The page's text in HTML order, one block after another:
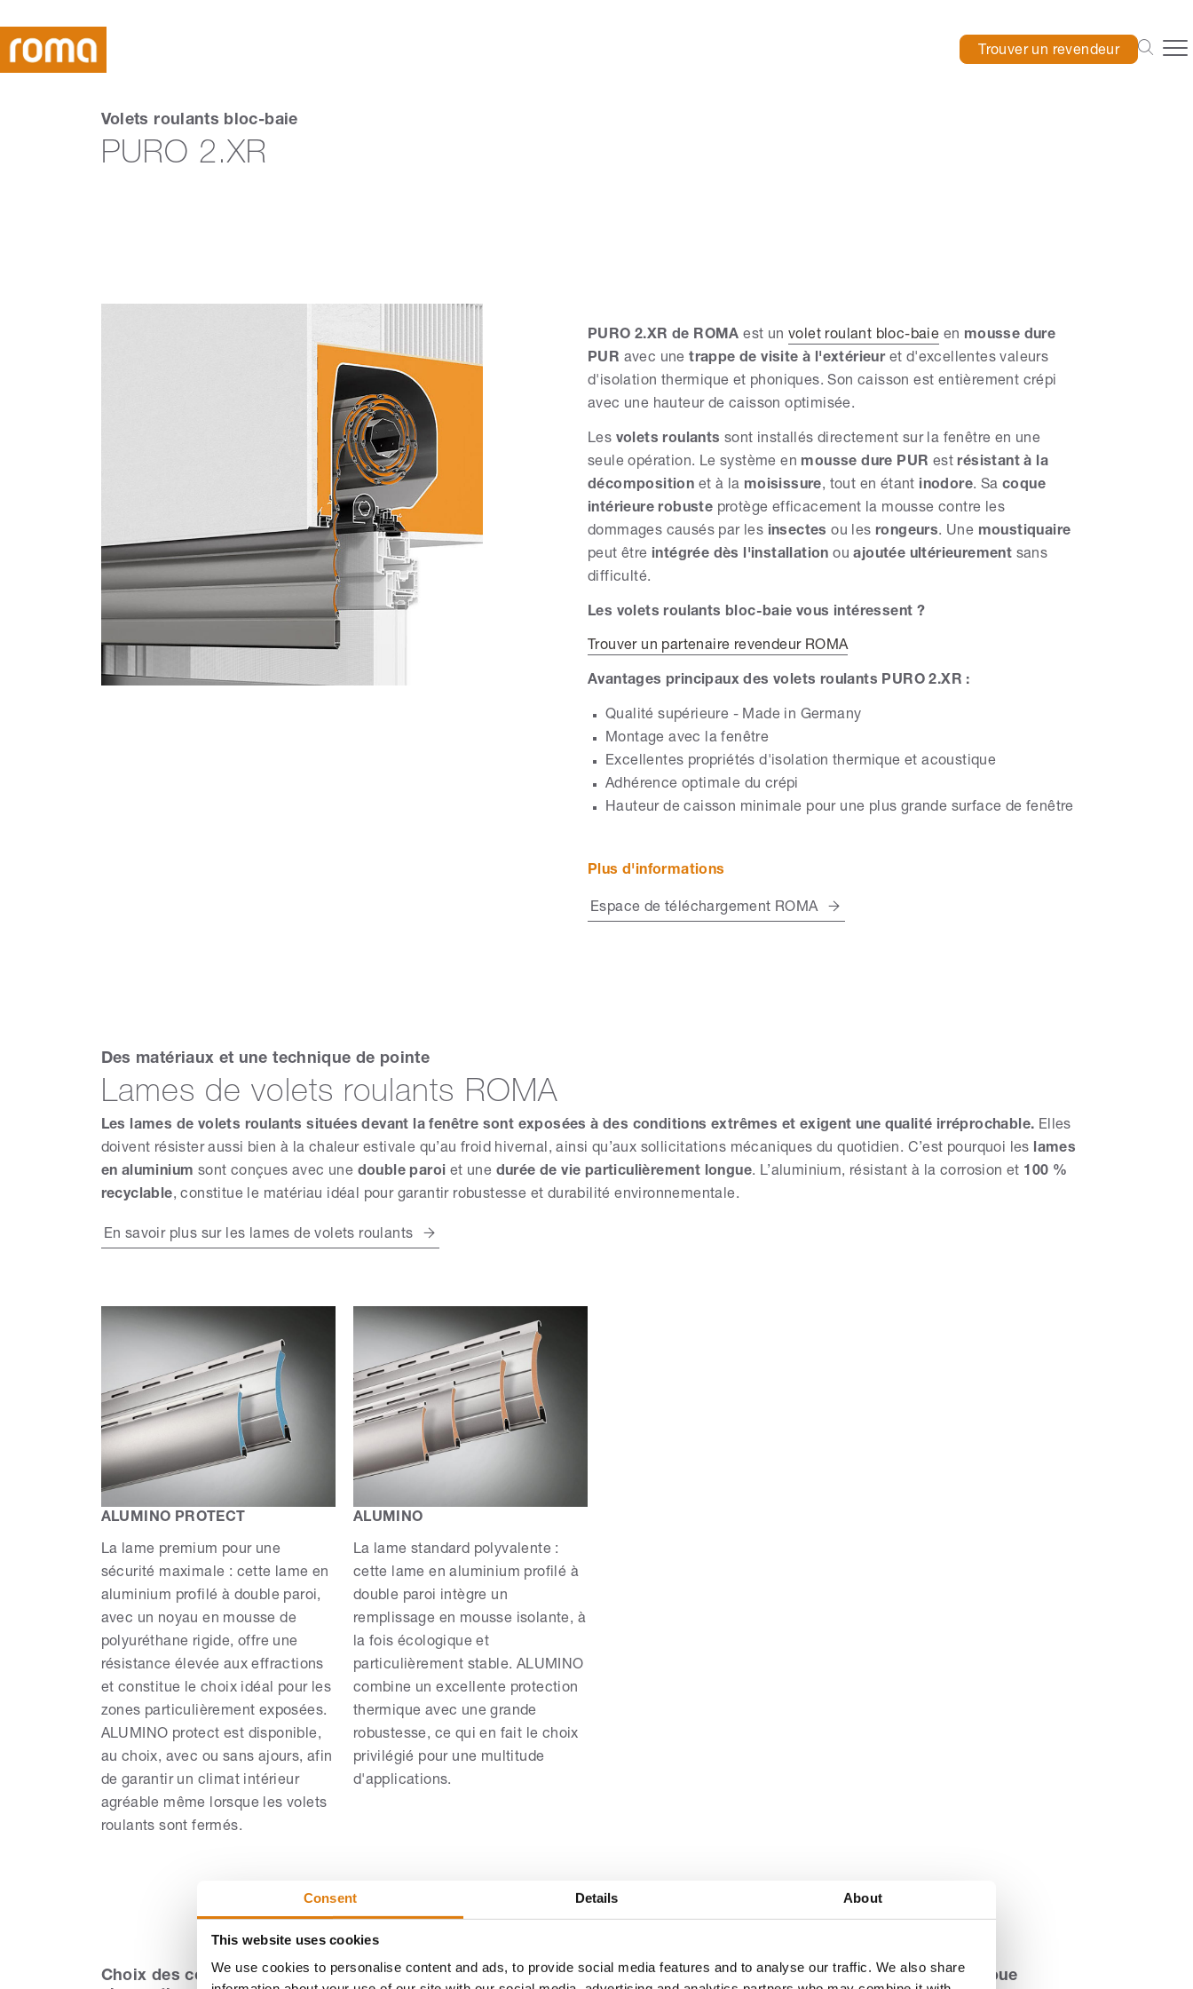
Consent Details About
This website uses cookies
We use cookies to personalise content and ads, to provide social media features and to analyse our traffic. We also share
Trouver un revendeur
Volets roulants bloc-baie
PURO 2.XR
PURO 2.XR de ROMA est un volet roulant bloc-baie en mousse dure
PUR avec unetrappe de visite à l'extérieuret d'excellentes valeurs
d'isolation thermique et phoniques. Son caisson est entièrement crépi
avec une hauteur de caisson optimisée.
Les volets roulants sont installés directement sur la fenêtre en une
seule opération. Le système en mousse dure PUR est résistant à la
décomposition et à la moisissure, tout en étant inodore. Sacoque
intérieure robuste protège efficacement la mousse contre les
dommages causés par les insectes ou les rongeurs. Une moustiquaire
peut être intégrée dès l'installation ouajoutée ultérieurement sans
difficulté.
Les volets roulants bloc-baie vous intéressent ?
Trouver un partenaire revendeur ROMA
Avantages principaux des volets roulants PURO 2.XR :
Qualité supérieure - Made in Germany
Montage avec la fenêtre
Excellentes propriétés d'isolation thermique et acoustique
Adhérence optimale du crépi
Hauteur de caisson minimale pour une plus grande surface de fenêtre
Plus d'informations
Espace de téléchargement ROMA
Des matériaux et une technique de pointe
Lames de volets roulants ROMA
Les lames de volets roulants situées devant la fenêtre sont exposées à des conditions extrêmes et exigent une qualité irréprochable. Elles
doivent résister aussi bien à la chaleur estivale qu’au froid hivernal, ainsi qu’aux sollicitations mécaniques du quotidien. C’est pourquoi les lames
en aluminium sont conçues avec une double paroi et une durée de vie particulièrement longue. L’aluminium, résistant à la corrosion et 100 %
recyclable, constitue le matériau idéal pour garantir robustesse et durabilité environnementale.
En savoir plus sur les lames de volets roulants
ALUMINO PROTECT
La lame premium pour une
sécurité maximale : cette lame en
aluminium profilé à double paroi,
avec un noyau en mousse de
polyuréthane rigide, offre une
résistance élevée aux effractions
et constitue le choix idéal pour les
zones particulièrement exposées.
ALUMINO protect est disponible,
au choix, avec ou sans ajours, afin
de garantir un climat intérieur
agréable même lorsque les volets
roulants sont fermés.
ALUMINO
La lame standard polyvalente :
cette lame en aluminium profilé à
double paroi intègre un
remplissage en mousse isolante, à
la fois écologique et
particulièrement stable. ALUMINO
combine un excellente protection
thermique avec une grande
robustesse, ce qui en fait le choix
privilégié pour une multitude
d'applications.
Choix des couleurs ROMA pour les lames de volets roulants (Harmonie des teintes indiquée par un symbole de roue